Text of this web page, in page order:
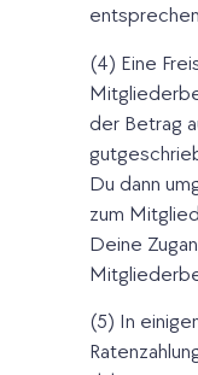
(4) Eine
der Betrag
Du dann
zum
Deine
(5) In